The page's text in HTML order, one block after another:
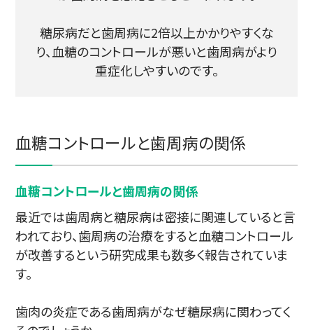
糖尿病だと歯周病に2倍以上かかりやすくな
り、血糖のコントロールが悪いと歯周病がより
重症化しやすいのです。
血糖コントロールと歯周病の関係
血糖コントロールと歯周病の関係
最近では歯周病と糖尿病は密接に関連していると言
われており、歯周病の治療をすると血糖コントロール
が改善するという研究成果も数多く報告されていま
す。
歯肉の炎症である歯周病がなぜ糖尿病に関わってく